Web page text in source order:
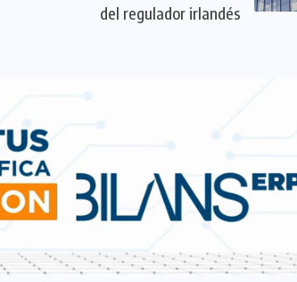
del regulador irlandés